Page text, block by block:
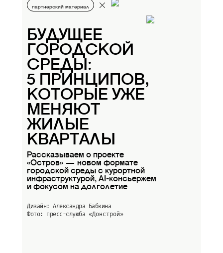
партнерский материал
БУДУЩЕЕ
ГОРОДСКОЙ
СРЕДЫ:
5 ПРИНЦИПОВ,
КОТОРЫЕ УЖЕ
МЕНЯЮТ
ЖИЛЫЕ
КВАРТАЛЫ
Рассказываем о проекте
«Остров» — новом формате
городской среды с курортной
инфраструктурой, AI-консьержем
и фокусом на долголетие
Дизайн: Александра Бабкина
Фото: пресс-слуюба «Донстрой»